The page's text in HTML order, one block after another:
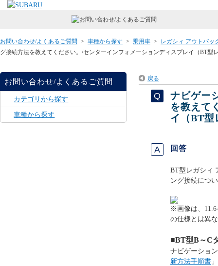
お問い合わせ/よくあるご質問 > 車種から探す > 乗用車 >
レガシィ アウトバッ
グ接続方法を教えてください。/センターインフォメーションディスプレイ（BT型
お問い合わせ/よくあるご質問
カテゴリから探す
車種から探す
戻る
ナビゲー
を教えて
イ（BT型
回答
BT型レガシィ
ング接続につ
※画像は、11.6
の仕様とは異
■BT型B～C
ナビゲーショ
新方法手順書